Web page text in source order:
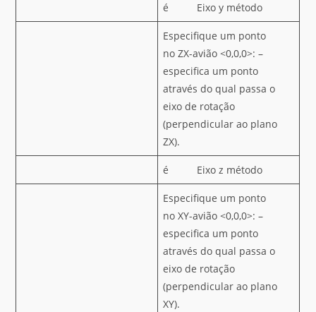
é Eixo y método
Especifique um ponto
no ZX-avião <0,0,0>: –
especifica um ponto
através do qual passa o
eixo de rotação
(perpendicular ao plano
ZX).
é Eixo z método
Especifique um ponto
no XY-avião <0,0,0>: –
especifica um ponto
através do qual passa o
eixo de rotação
(perpendicular ao plano
XY).